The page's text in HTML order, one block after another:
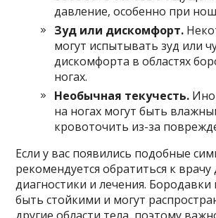
давление, особенно при
Зуд или дискомфорт.
могут испытывать зуд или
дискомфорта в областях
ногах.
Необычная текучесть.
на ногах могут быть
кровоточить из-за
Если у вас появились подобные
рекомендуется обратиться к врачу
диагностики и лечения. Бородавки
быть стойкими и могут